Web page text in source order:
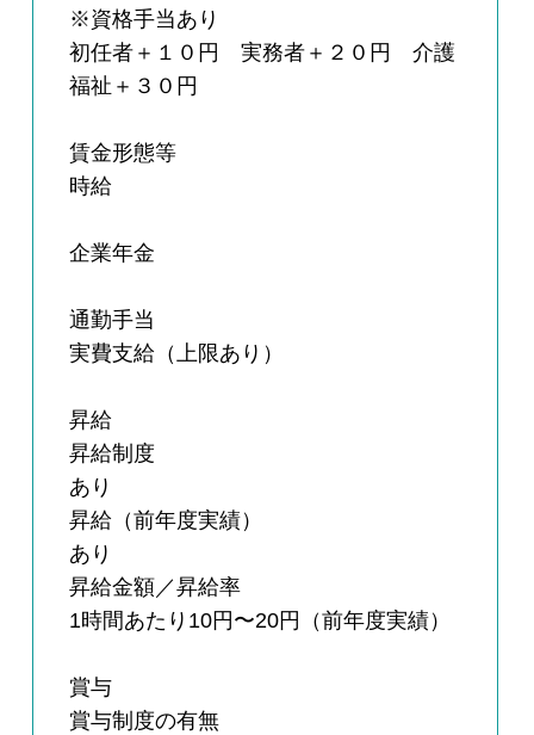
※資格手当あり
初任者＋１０円 実務者＋２０円 介護
福祉＋３０円
賃金形態等
時給
企業年金
通勤手当
実費支給（上限あり）
昇給
昇給制度
あり
昇給（前年度実績）
あり
昇給金額／昇給率
1時間あたり10円〜20円（前年度実績）
賞与
賞与制度の有無